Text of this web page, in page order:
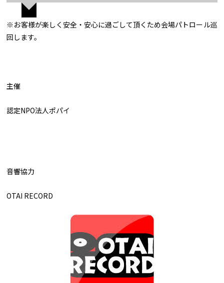
※お客様が楽しく安全・安心に過ごして頂くため会場パトロール巡
回します。
主催
認定NPO法人ポパイ
音響協力
OTAI RECORD